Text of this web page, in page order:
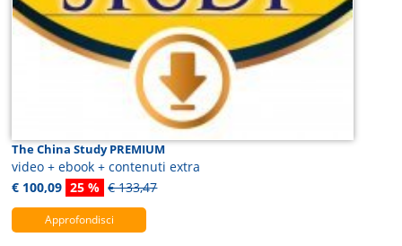
The China Study PREMIUM
video + ebook + contenuti extra
€ 100,09 25 % € 133,47
Approfondisci